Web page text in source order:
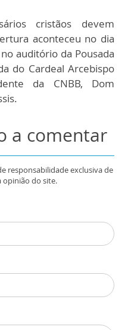
cristãos devem
aconteceu no dia
auditório da Pousada
do Cardeal Arcebispo
da CNBB, Dom
a comentar
responsabilidade exclusiva de
opinião do site.